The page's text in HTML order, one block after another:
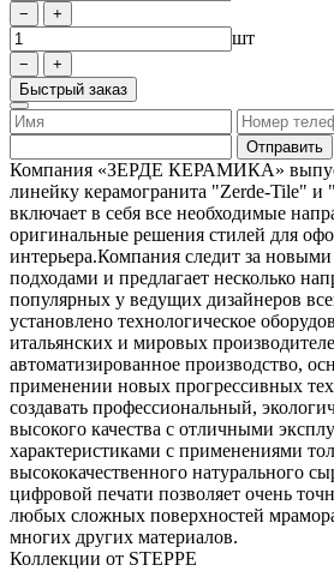
шт
Быстрый заказ
Компания «ЗЕРДЕ КЕРАМИКА»
линейку керамогранита "Zerde-Tile" и
включает в себя все необходимые
оригинальные решения стилей для
интерьера.Компания следит за
подходами и предлагает несколько
популярных у ведущих дизайнеров
установлено технологическое
итальянских и мировых
автоматизированное производство,
применении новых прогрессивных
создавать профессиональный,
высокого качества с отличными
характеристиками с применениями
высококачественного натурального
цифровой печати позволяeт очень
любых сложных поверхностей
многих других материалов.
Коллекции от STEPPE